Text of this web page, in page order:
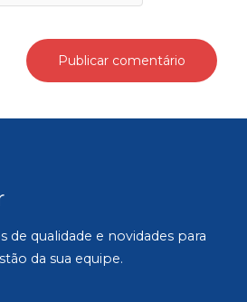
de qualidade e novidades para
da sua equipe.